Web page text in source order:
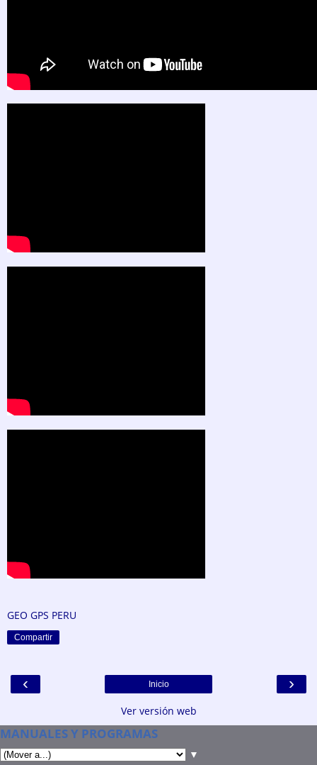
GEO GPS PERU
Compartir
‹ ›
Inicio
Ver versión web
MANUALES Y PROGRAMAS
▼